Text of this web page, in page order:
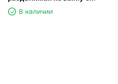
резиновыми протекторами
79260
В наличии